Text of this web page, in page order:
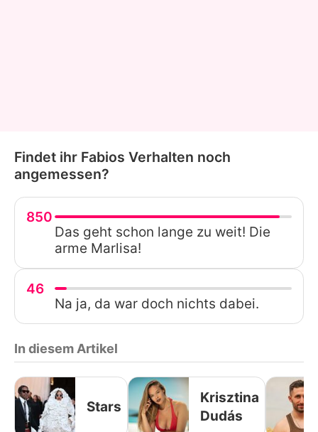
Findet ihr Fabios Verhalten noch
angemessen?
850
Das geht schon lange zu weit! Die
arme Marlisa!
46
Na ja, da war doch nichts dabei.
In diesem Artikel
Stars
Krisztina
Dudás